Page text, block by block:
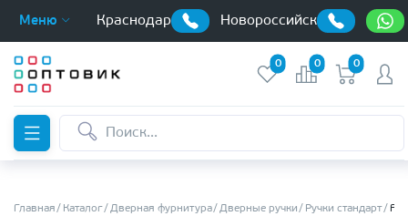
Меню Краснодар Новороссийск
0 0 0
Главная Каталог Дверная фурнитура Дверные ручки Ручки стандарт